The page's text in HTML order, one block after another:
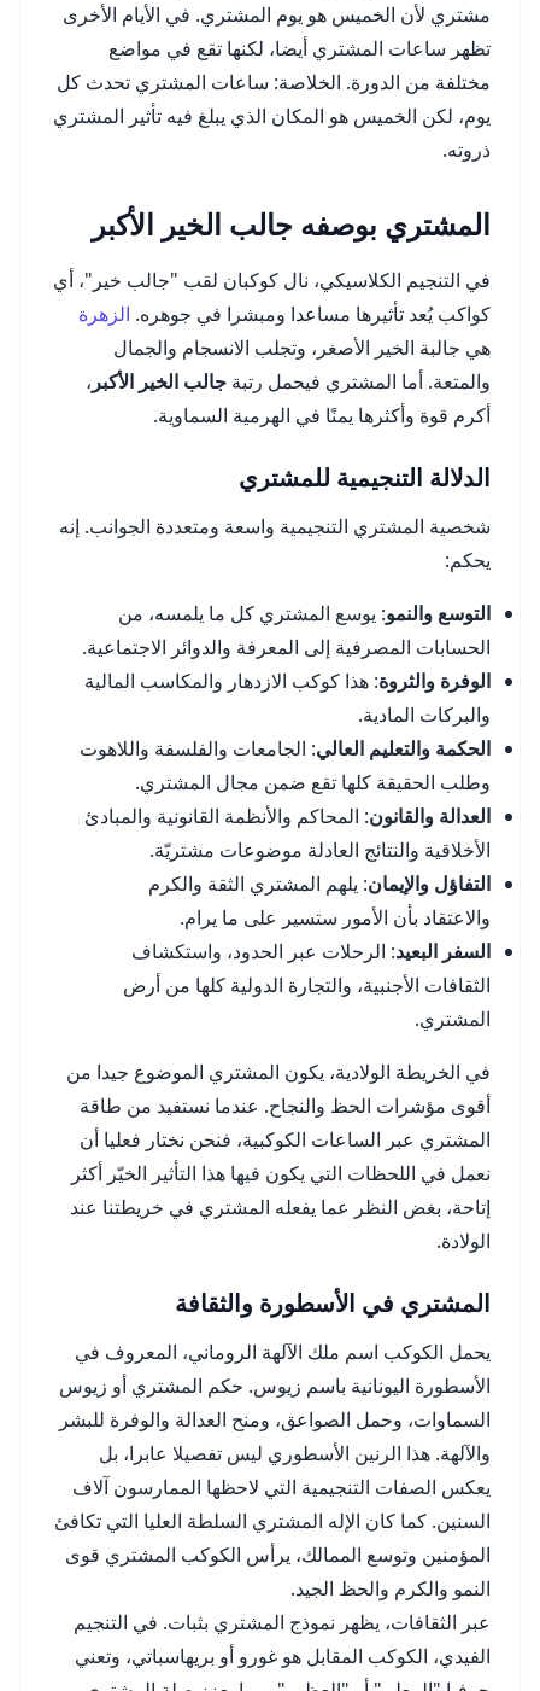
مشتري لأن الخميس هو يوم المشتري. في الأيام الأخرى
تظهر ساعات المشتري أيضا، لكنها تقع في مواضع
مختلفة من الدورة. الخلاصة: ساعات المشتري تحدث كل
يوم، لكن الخميس هو المكان الذي يبلغ فيه تأثير المشتري
ذروته.
المشتري بوصفه جالب الخير الأكبر
في التنجيم الكلاسيكي، نال كوكبان لقب "جالب خير"، أي
كواكب يُعد تأثيرها مساعدا ومبشرا في جوهره. الزهرة
هي جالبة الخير الأصغر، وتجلب الانسجام والجمال
والمتعة. أما المشتري فيحمل رتبة جالب الخير الأكبر ،
أكرم قوة وأكثرها يمنًا في الهرمية السماوية.
الدلالة التنجيمية للمشتري
شخصية المشتري التنجيمية واسعة ومتعددة الجوانب. إنه
يحكم:
التوسع والنمو: يوسع المشتري كل ما يلمسه، من
الحسابات المصرفية إلى المعرفة والدوائر الاجتماعية.
الوفرة والثروة: هذا كوكب الازدهار والمكاسب المالية
والبركات المادية.
الحكمة والتعليم العالي: الجامعات والفلسفة واللاهوت
وطلب الحقيقة كلها تقع ضمن مجال المشتري.
العدالة والقانون: المحاكم والأنظمة القانونية والمبادئ
الأخلاقية والنتائج العادلة موضوعات مشتريّة.
التفاؤل والإيمان: يلهم المشتري الثقة والكرم
والاعتقاد بأن الأمور ستسير على ما يرام.
السفر البعيد: الرحلات عبر الحدود، واستكشاف
الثقافات الأجنبية، والتجارة الدولية كلها من أرض
المشتري.
في الخريطة الولادية، يكون المشتري الموضوع جيدا من
أقوى مؤشرات الحظ والنجاح. عندما نستفيد من طاقة
المشتري عبر الساعات الكوكبية، فنحن نختار فعليا أن
نعمل في اللحظات التي يكون فيها هذا التأثير الخيّر أكثر
إتاحة، بغض النظر عما يفعله المشتري في خريطتنا عند
الولادة.
المشتري في الأسطورة والثقافة
يحمل الكوكب اسم ملك الآلهة الروماني، المعروف في
الأسطورة اليونانية باسم زيوس. حكم المشتري أو زيوس
السماوات، وحمل الصواعق، ومنح العدالة والوفرة للبشر
والآلهة. هذا الرنين الأسطوري ليس تفصيلا عابرا، بل
يعكس الصفات التنجيمية التي لاحظها الممارسون آلاف
السنين. كما كان الإله المشتري السلطة العليا التي تكافئ
المؤمنين وتوسع الممالك، يرأس الكوكب المشتري قوى
النمو والكرم والحظ الجيد.
عبر الثقافات، يظهر نموذج المشتري بثبات. في التنجيم
الفيدي، الكوكب المقابل هو غورو أو بريهاسباتي، وتعني